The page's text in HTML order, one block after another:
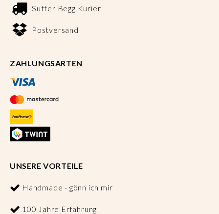
Sutter Begg Kurier
Postversand
ZAHLUNGSARTEN
UNSERE VORTEILE
Handmade - gönn ich mir
100 Jahre Erfahrung